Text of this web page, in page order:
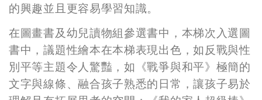
的興趣並且更容易學習知識。
在圖畫書及幼兒讀物組參選書中，本梯次入選圖
書中，議題性繪本在本梯表現出色，如反戰與性
別平等主題令人驚豔，如《戰爭與和平》極簡的
文字與線條、融合孩子熟悉的日常，讓孩子易於